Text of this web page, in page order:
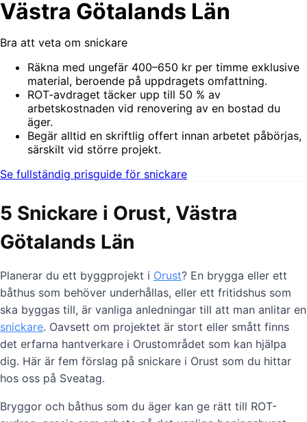
Västra Götalands Län
Bra att veta om snickare
Räkna med ungefär 400–650 kr per timme exklusive
material, beroende på uppdragets omfattning.
ROT-avdraget täcker upp till 50 % av
arbetskostnaden vid renovering av en bostad du
äger.
Begär alltid en skriftlig offert innan arbetet påbörjas,
särskilt vid större projekt.
Se fullständig prisguide för snickare
5 Snickare i Orust, Västra
Götalands Län
Planerar du ett byggprojekt i Orust? En brygga eller ett
båthus som behöver underhållas, eller ett fritidshus som
ska byggas till, är vanliga anledningar till att man anlitar en
snickare. Oavsett om projektet är stort eller smått finns
det erfarna hantverkare i Orustområdet som kan hjälpa
dig. Här är fem förslag på snickare i Orust som du hittar
hos oss på Sveatag.
Bryggor och båthus som du äger kan ge rätt till ROT-